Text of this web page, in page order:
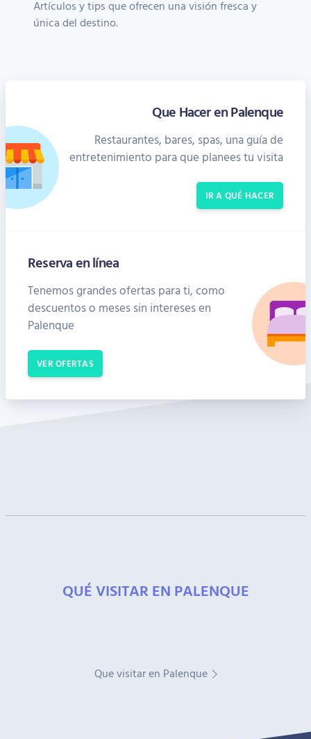
Artículos y tips que ofrecen una visión fresca y
única del destino.
Que Hacer en Palenque
Restaurantes, bares, spas, una guía de
entretenimiento para que planees tu visita
IR A QUÉ HACER
Reserva en línea
Tenemos grandes ofertas para ti, como
descuentos o meses sin intereses en
Palenque
VER OFERTAS
QUÉ VISITAR EN PALENQUE
Que visitar en Palenque